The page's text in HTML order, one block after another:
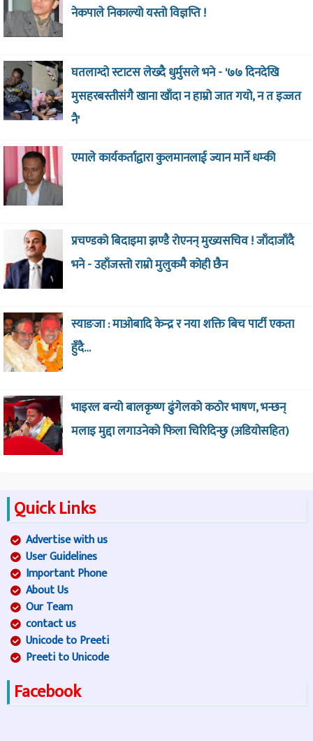
नेकपाले निकाल्यो यस्तो विज्ञप्ति !
घतलाग्दो स्टाटस लेख्दै धुर्मुसले भने - '७७ दिनदेखि
मुसहरबस्तीसंगै खाना खाँदा न हाम्रो जात गयो, न त इज्जत
नै'
एमाले कार्यकर्ताद्वारा कुलमानलाई ज्यान मार्ने धम्की
प्रचण्डको बिदाइमा झण्डै रोएनन् मुख्यसचिव ! जाँदाजाँदै
भने - उहाँजस्तो राम्रो मुलुकमै कोही छैन
स्याङजा : माओबादि केन्द्र र नया शक्ति बिच पार्टी एकता
हुँदै…
भाइरल बन्यो बालकृष्ण ढुंगेलको कठोर भाषण, भन्छन्
मलाइ मुद्दा लगाउनेको फिला चिरिदिन्छु (अडियोसहित)
Quick Links
Advertise with us
User Guidelines
Important Phone
About Us
Our Team
contact us
Unicode to Preeti
Preeti to Unicode
Facebook